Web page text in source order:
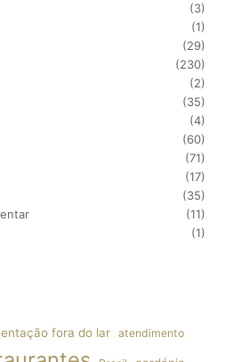
(3)
(1)
(29)
(230)
(2)
(35)
(4)
(60)
(71)
(17)
(35)
(11)
(1)
fora do lar atendimento